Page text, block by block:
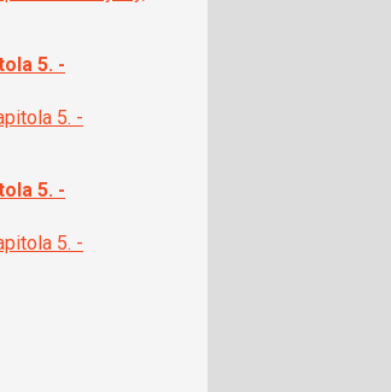
5. -
5. -
5. -
5. -